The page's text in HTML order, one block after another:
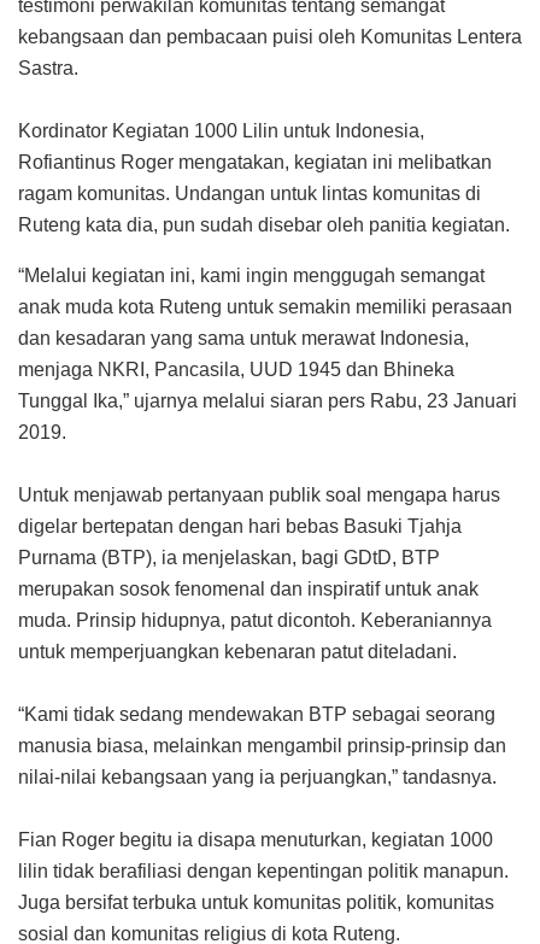
testimoni perwakilan komunitas tentang semangat
kebangsaan dan pembacaan puisi oleh Komunitas Lentera
Sastra.
Kordinator Kegiatan 1000 Lilin untuk Indonesia,
Rofiantinus Roger mengatakan, kegiatan ini melibatkan
ragam komunitas. Undangan untuk lintas komunitas di
Ruteng kata dia, pun sudah disebar oleh panitia kegiatan.
“Melalui kegiatan ini, kami ingin menggugah semangat
anak muda kota Ruteng untuk semakin memiliki perasaan
dan kesadaran yang sama untuk merawat Indonesia,
menjaga NKRI, Pancasila, UUD 1945 dan Bhineka
Tunggal Ika,” ujarnya melalui siaran pers Rabu, 23 Januari
2019.
Untuk menjawab pertanyaan publik soal mengapa harus
digelar bertepatan dengan hari bebas Basuki Tjahja
Purnama (BTP), ia menjelaskan, bagi GDtD, BTP
merupakan sosok fenomenal dan inspiratif untuk anak
muda. Prinsip hidupnya, patut dicontoh. Keberaniannya
untuk memperjuangkan kebenaran patut diteladani.
“Kami tidak sedang mendewakan BTP sebagai seorang
manusia biasa, melainkan mengambil prinsip-prinsip dan
nilai-nilai kebangsaan yang ia perjuangkan,” tandasnya.
Fian Roger begitu ia disapa menuturkan, kegiatan 1000
lilin tidak berafiliasi dengan kepentingan politik manapun.
Juga bersifat terbuka untuk komunitas politik, komunitas
sosial dan komunitas religius di kota Ruteng.